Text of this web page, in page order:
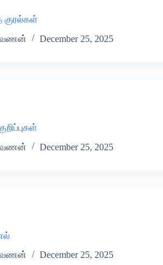
குரல்கள்
December 25, 2025
December 25, 2025
December 25, 2025